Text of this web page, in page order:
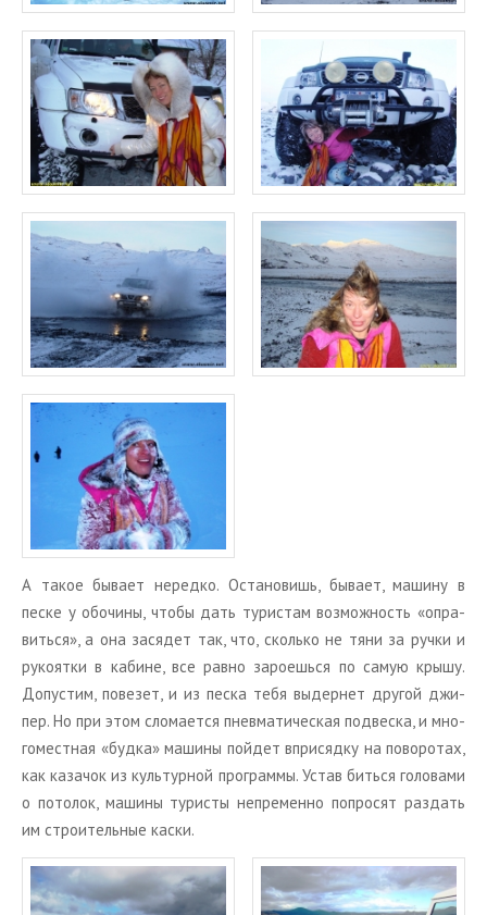
А такое бы­ва­ет неред­ко. Оста­но­вишь, бы­ва­ет, ма­ши­ну в
песке у обо­чи­ны, чтобы дать ту­ри­стам воз­мож­ность «опра­
вить­ся», а она за­ся­дет так, что, сколь­ко не тяни за ручки и
ру­ко­ят­ки в ка­бине, все равно за­ро­ешь­ся по самую крышу.
До­пу­стим, по­ве­зет, и из песка тебя вы­дер­нет дру­гой джи­
пер. Но при этом сло­ма­ет­ся пнев­ма­ти­че­ская под­вес­ка, и мно­
го­мест­ная «будка» ма­ши­ны пой­дет впри­сяд­ку на по­во­ро­тах,
как ка­за­чок из куль­тур­ной про­грам­мы. Устав бить­ся го­ло­ва­ми
о по­то­лок, ма­ши­ны ту­ри­сты непре­мен­но по­про­сят раз­дать
им стро­и­тель­ные каски.